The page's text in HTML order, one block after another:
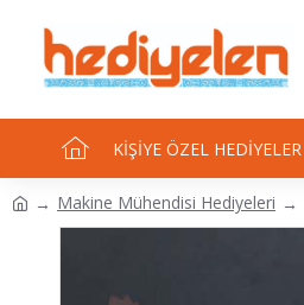
KIŞIYE ÖZEL HEDIYELER
Makine Mühendisi Hediyeleri